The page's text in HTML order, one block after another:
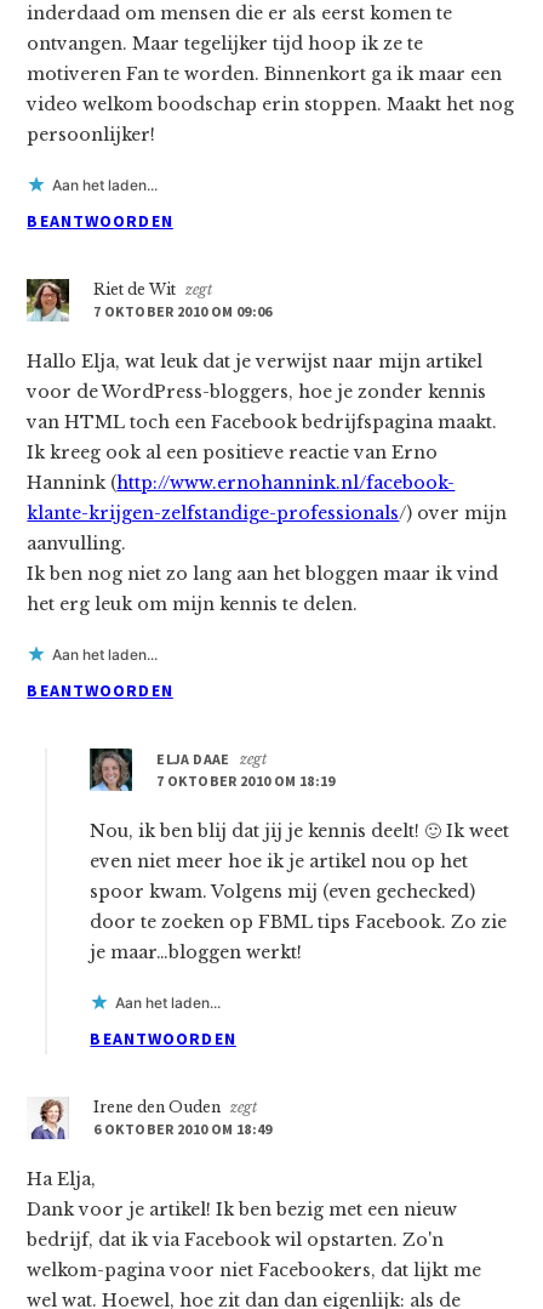
inderdaad om mensen die er als eerst komen te
ontvangen. Maar tegelijker tijd hoop ik ze te
motiveren Fan te worden. Binnenkort ga ik maar een
video welkom boodschap erin stoppen. Maakt het nog
persoonlijker!
Aan het laden...
BEANTWOORDEN
Riet de Wit zegt
7 OKTOBER 2010 OM 09:06
Hallo Elja, wat leuk dat je verwijst naar mijn artikel
voor de WordPress-bloggers, hoe je zonder kennis
van HTML toch een Facebook bedrijfspagina maakt.
Ik kreeg ook al een positieve reactie van Erno
Hannink (http://www.ernohannink.nl/facebook-
klante-krijgen-zelfstandige-professionals/) over mijn
aanvulling.
Ik ben nog niet zo lang aan het bloggen maar ik vind
het erg leuk om mijn kennis te delen.
Aan het laden...
BEANTWOORDEN
ELJA DAAE
zegt
7 OKTOBER 2010 OM 18:19
Nou, ik ben blij dat jij je kennis deelt! 🙂 Ik weet
even niet meer hoe ik je artikel nou op het
spoor kwam. Volgens mij (even gechecked)
door te zoeken op FBML tips Facebook. Zo zie
je maar…bloggen werkt!
Aan het laden...
BEANTWOORDEN
Irene den Ouden zegt
6 OKTOBER 2010 OM 18:49
Ha Elja,
Dank voor je artikel! Ik ben bezig met een nieuw
bedrijf, dat ik via Facebook wil opstarten. Zo'n
welkom-pagina voor niet Facebookers, dat lijkt me
wel wat. Hoewel, hoe zit dan dan eigenlijk: als de